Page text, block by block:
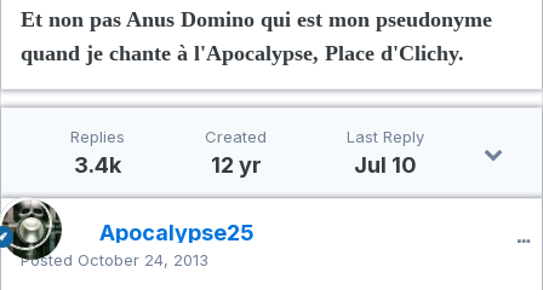
Et non pas Anus Domino qui est mon pseudonyme
quand je chante à l'Apocalypse, Place d'Clichy.
Replies
3.4k
Created
12 yr
Last Reply
Jul 10
Apocalypse25
Posted October 24, 2013